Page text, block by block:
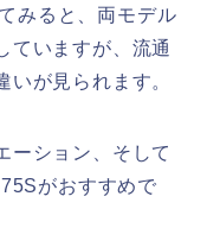
みると、両モデル
ていますが、流通
が見られます。
ーション、そして
がおすすめで